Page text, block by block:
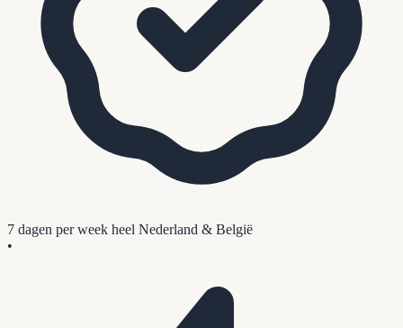
7 dagen per week heel Nederland & België
•